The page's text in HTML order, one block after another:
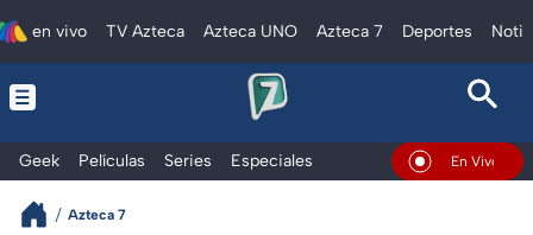
en vivo TV Azteca Azteca UNO Azteca 7 Deportes
Geek Películas Series Especiales En Vivo
Azteca 7